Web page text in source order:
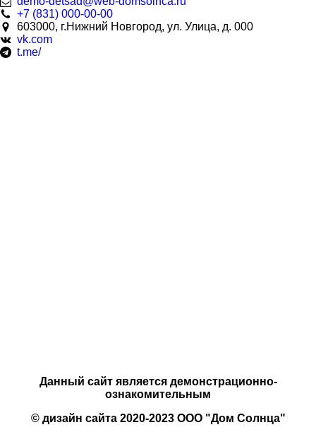
+7 (831) 000-00-00
603000, г.Нижний Новгород, ул. Улица, д. 000
vk.com
t.me/
Данный сайт является демонстрационно-
ознакомительным
© дизайн сайта 2020-2023 ООО "Дом Солнца"